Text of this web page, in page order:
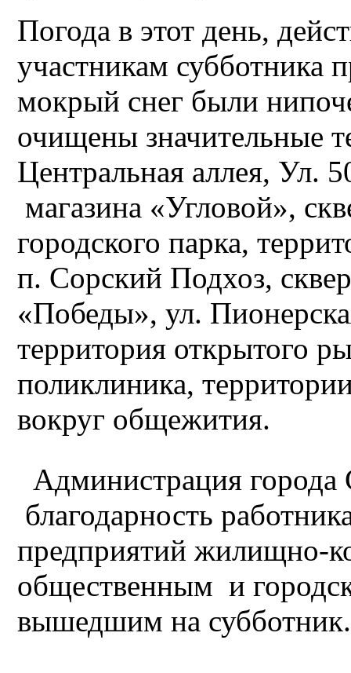
Погода в этот день,
участникам
мокрый снег были
очищены значительные
Центральная аллея, Ул.
магазина «Угловой»,
городского парка,
п. Сорский Подхоз,
«Победы», ул.
территория открытого
поликлиника,
вокруг общежития.
Администрация
благодарность
предприятий жилищно-
общественным и
вышедшим на субботник.